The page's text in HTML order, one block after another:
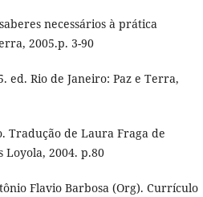
necessários à prática
2005.p. 3-90
ed. Rio de Janeiro: Paz e Terra,
Tradução de Laura Fraga de
Loyola, 2004. p.80
Flavio Barbosa (Org). Currículo